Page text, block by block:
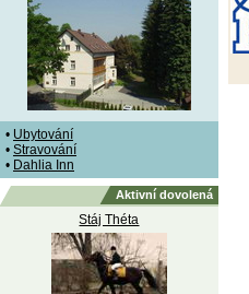
• Ubytování
• Stravování
• Dahlia Inn
Aktivní dovolená
Stáj Théta